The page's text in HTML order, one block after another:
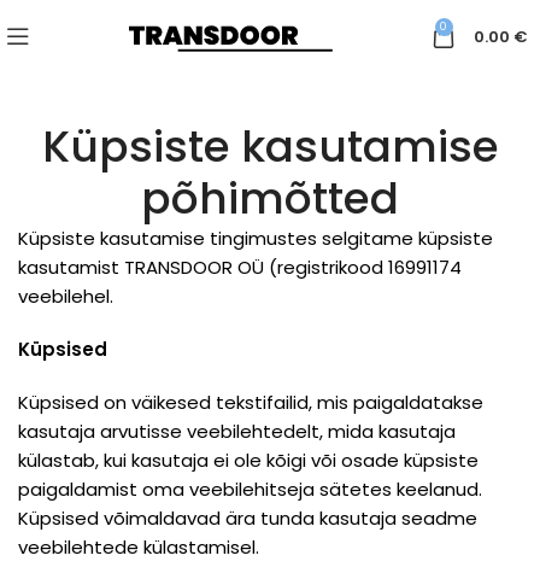
0 0.00 €
Küpsiste kasutamise
põhimõtted
Küpsiste kasutamise tingimustes selgitame küpsiste
kasutamist TRANSDOOR OÜ (registrikood 16991174
veebilehel.
Küpsised
Küpsised on väikesed tekstifailid, mis paigaldatakse
kasutaja arvutisse veebilehtedelt, mida kasutaja
külastab, kui kasutaja ei ole kõigi või osade küpsiste
paigaldamist oma veebilehitseja sätetes keelanud.
Küpsised võimaldavad ära tunda kasutaja seadme
veebilehtede külastamisel.